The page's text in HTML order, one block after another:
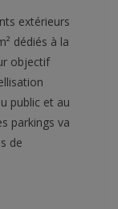
extérieurs
dédiés à la
objectif
public et au
parkings va
de